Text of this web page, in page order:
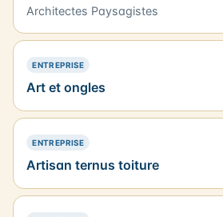
Architectes Paysagistes
ENTREPRISE— PRÉSENCE SIMPLE
Art et ongles
ENTREPRISE— PRÉSENCE SIMPLE
Artisan ternus toiture